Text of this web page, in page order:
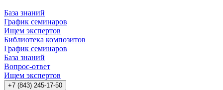
База знаний
График семинаров
Ищем экспертов
Библиотека композитов
График семинаров
База знаний
Вопрос-ответ
Ищем экспертов
+7 (843) 245-17-50